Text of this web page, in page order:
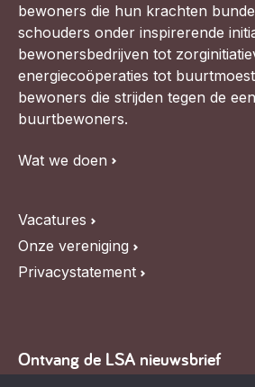
bewoners die hun krachten
schouders onder inspirerende
bewonersbedrijven tot
energiecoöperaties tot
bewoners die strijden tegen de
buurtbewoners.
Wat we doen
Vacatures
Onze vereniging
Privacystatement
Ontvang de LSA nieuwsbrief